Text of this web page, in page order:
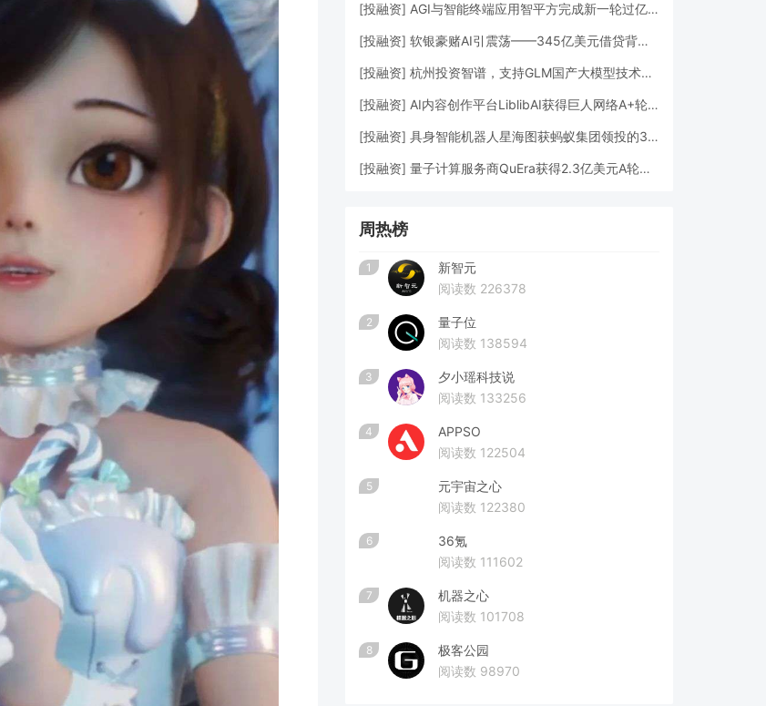
[投融资] AGI与智能终端应用智平方完成新一轮过亿元Pre-A+轮融资
[投融资] 软银豪赌AI引震荡——345亿美元借贷背后的“生死赌局”
[投融资] 杭州投资智谱，支持GLM国产大模型技术发展
[投融资] AI内容创作平台LiblibAI获得巨人网络A+轮数亿元融资
[投融资] 具身智能机器人星海图获蚂蚁集团领投的3亿元A轮融资
[投融资] 量子计算服务商QuEra获得2.3亿美元A轮融资
周热榜
1
新智元
阅读数 226378
2
量子位
阅读数 138594
3
夕小瑶科技说
阅读数 133256
4
APPSO
阅读数 122504
5
元宇宙之心
阅读数 122380
6
36氪
阅读数 111602
7
机器之心
阅读数 101708
8
极客公园
阅读数 98970